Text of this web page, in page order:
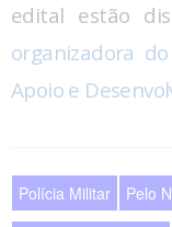
edital estão
organizadora
Apoio e
Polícia Militar Pelo